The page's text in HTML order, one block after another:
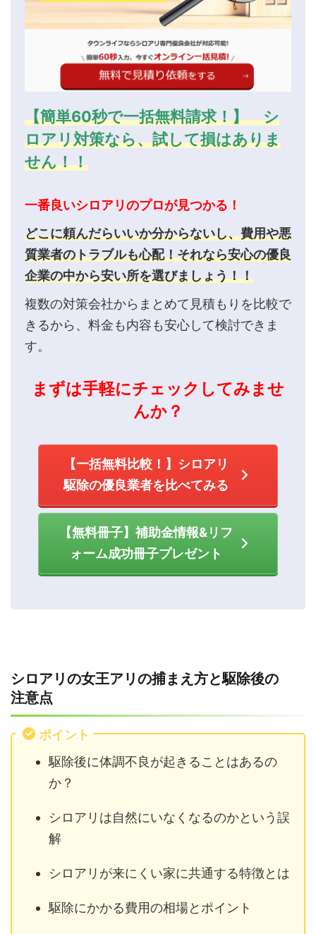
【簡単60秒で一括無料請求！】 シ
ロアリ対策なら、試して損はありま
せん！！
一番良いシロアリのプロが見つかる！
どこに頼んだらいいか分からないし、費用や悪
質業者のトラブルも心配！それなら安心の優良
企業の中から安い所を選びましょう！！
複数の対策会社からまとめて見積もりを比較で
きるから、料金も内容も安心して検討できま
す。
まずは手軽にチェックしてみませ
んか？
【一括無料比較！】シロアリ
駆除の優良業者を比べてみる
【無料冊子】補助金情報&リフ
ォーム成功冊子プレゼント
シロアリの女王アリの捕まえ方と駆除後の
注意点
ポイント
駆除後に体調不良が起きることはあるの
か？
シロアリは自然にいなくなるのかという誤
解
シロアリが来にくい家に共通する特徴とは
駆除にかかる費用の相場とポイント